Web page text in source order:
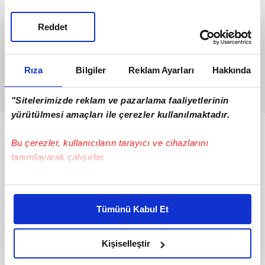
Rıza Bilgiler Reklam Ayarları Hakkında
"Sitelerimizde reklam ve pazarlama faaliyetlerinin
yürütülmesi amaçları ile çerezler kullanılmaktadır.
Bu çerezler, kullanıcıların tarayıcı ve cihazlarını
tanımlayarak çalışırlar.
Bu çerezlere izin vermeniz halinde sizlere özel
daha iyi reklam deneyimi yaşatabiliriz. Bunu yaparken
amacımızın size daha iyi bir reklam deneyimi sunmak
olduğunu ve sizlere en iyi içerikleri sunabilmek adına
elimizden gelen çabayı gösterdiğimizi ve bu noktada,
Tümünü Kabul Et
Kişiselleştir
Reddet
Bunlar da Var